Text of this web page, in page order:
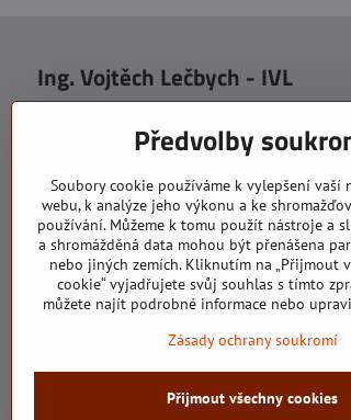
Ing. Vojtěch Lečbych - IVL
DIČ: CZ5602130809
IČO: 29007356
DIČ: CZ29007356
Všechny texty, obrázky a fotografie jsou
Předvolby
Soubory cookie používáme k vylepšení vaší
webu, k analýze jeho výkonu a ke
používání. Můžeme k tomu použít nástroje a
a shromážděná data mohou být přenášena
nebo jiných zemích. Kliknutím na „Přijmout
cookie“ vyjadřujete svůj souhlas s tímto
můžete najít podrobné informace nebo
Zásady ochrany soukromí
Přijmout všechny cookies